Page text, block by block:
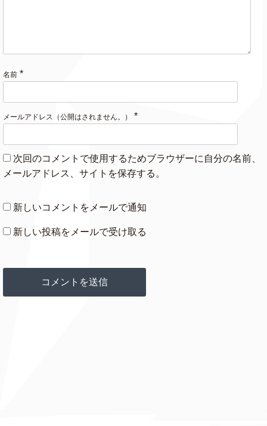
名前 *
メールアドレス（公開はされません。） *
次回のコメントで使用するためブラウザーに自分の名前、
メールアドレス、サイトを保存する。
新しいコメントをメールで通知
新しい投稿をメールで受け取る